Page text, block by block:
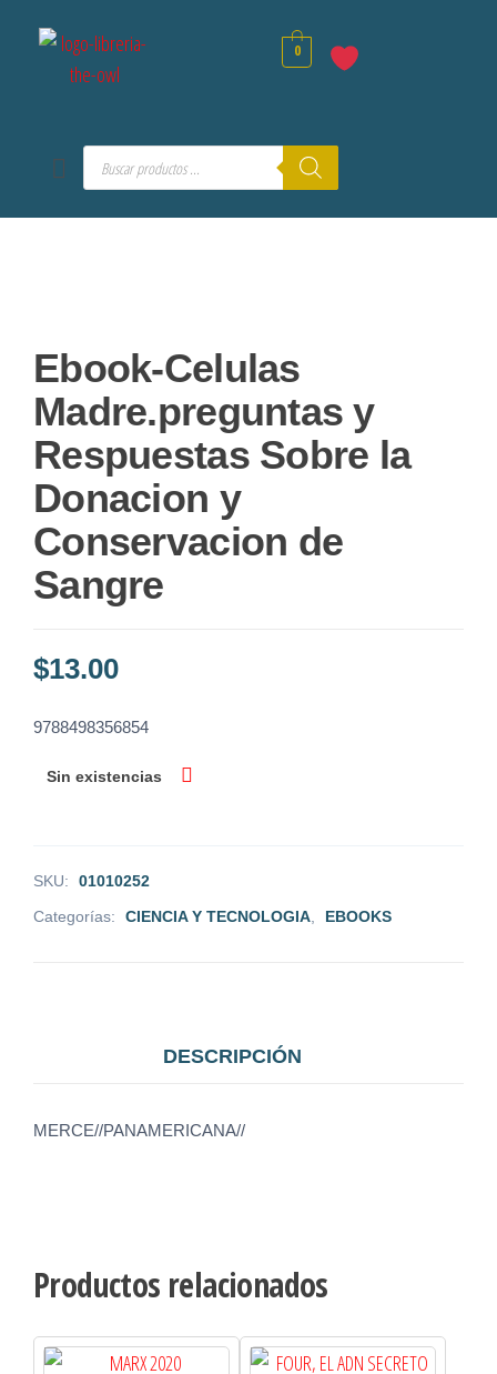
0
Ebook-Celulas
Madre.preguntas y
Respuestas Sobre la
Donacion y
Conservacion de
Sangre
$13.00
9788498356854
Sin existencias
SKU:
01010252
Categorías:
CIENCIA Y TECNOLOGIA EBOOKS
DESCRIPCIÓN
MERCE//PANAMERICANA//
Productos relacionados